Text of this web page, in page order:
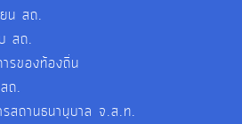
ยน สถ.
สถ.
ารของท้องถิ่น
ถ.
สถานธนานุบาล จ.ส.ท.